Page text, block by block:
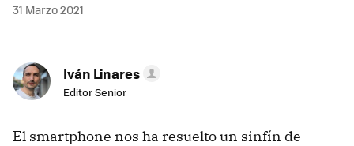
31 Marzo 2021
Iván Linares
Editor Senior
El smartphone nos ha resuelto un sinfín de